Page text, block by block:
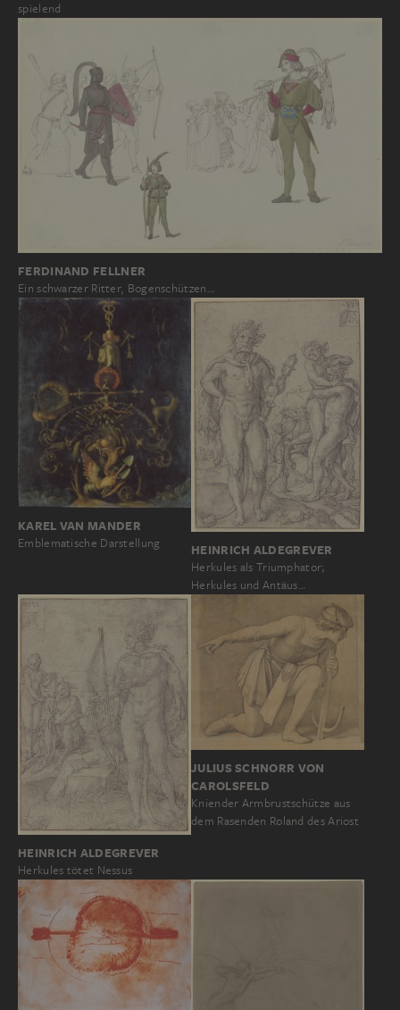
spielend
FERDINAND FELLNER
Ein schwarzer Ritter, Bogenschützen…
KAREL VAN MANDER
Emblematische Darstellung HEINRICH ALDEGREVER
Herkules als Triumphator;
Herkules und Antäus…
HEINRICH ALDEGREVER
Herkules tötet Nessus
JULIUS SCHNORR VON
CAROLSFELD
Kniender Armbrustschütze aus
dem Rasenden Roland des Ariost